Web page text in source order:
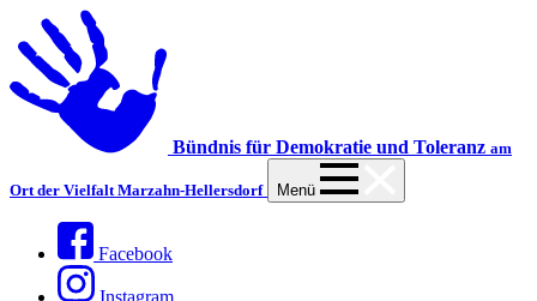
Bündnis für Demokratie und Toleranz am
Ort der Vielfalt Marzahn-Hellersdorf Menü
Facebook
Instagram